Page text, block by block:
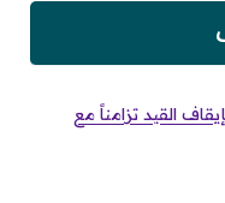
القيد تزامناً مع